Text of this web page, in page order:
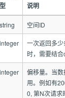
型
说明
string 空间ID
integer
一次返回多
时，需要结合
integer
偏移量。当
用。例如有
0, 第N次请求